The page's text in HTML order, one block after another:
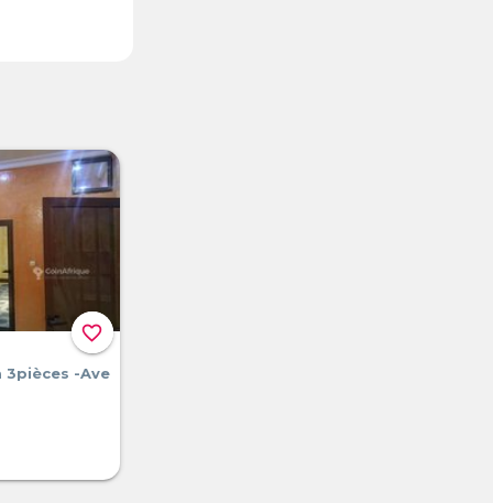
favorite_border
3pièces -Ave